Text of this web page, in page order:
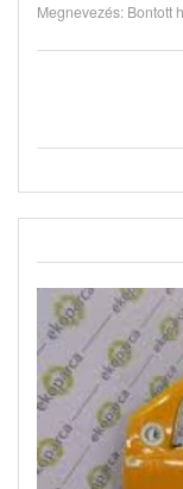
Megnevezés: Bontott